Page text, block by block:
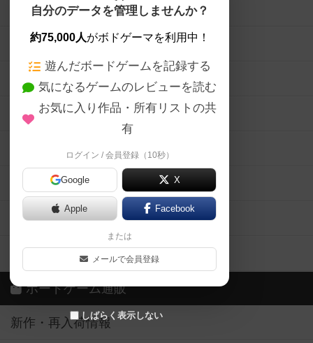
自分のデータを管理しませんか？
約75,000人がボドゲーマを利用中！
遊んだボードゲームを記録する
気になるゲームのレビューを読む
お気に入り作品・所有リストの共
有
ログイン / 会員登録（10秒）
Google X
Apple Facebook
または
メールで会員登録
しばらく表示しない
ボードゲームを検索する
ボードゲームの新着レビュー
ボードゲーム会情報
メカニクス特集
掲示板・トピックス
ボドとも・会員一覧
ボードゲーム業界コラム
ボドゲーマご利用案内
ボードゲーム通販
新作・再入荷情報